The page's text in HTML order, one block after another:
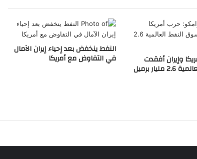
وإيران أفقدت
برميل
النفط ينخفض بعد إحياء إيران الآمال
في التفاوض مع أمريكا